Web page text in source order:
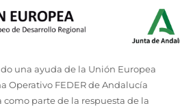
una ayuda de la Unión Europea
Operativo FEDER de Andalucía
como parte de la respuesta de la